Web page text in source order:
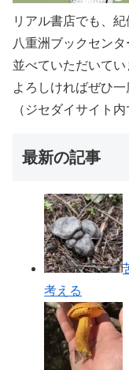
リアル書店でも、
八重洲ブックセン
並べていただいてい
よろしければぜひ
（ジセダイサイト
最新の記事
考える